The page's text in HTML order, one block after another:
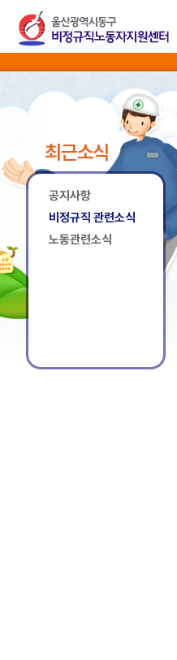
최근소식
공지사항
비정규직 관련소식
노동관련소식